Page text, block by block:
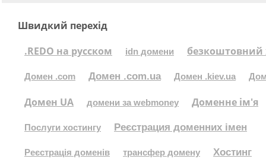
Швидкий перехід
.REDO на русском
idn домени безкоштовний
Домен .com Домен .com.ua Домен .kiev.ua
Домен UA домени за webmoney Доменне ім'я
Послуги хостингу Реєстрация доменних імен
Реєстрація доменів трансфер домену Хостинг